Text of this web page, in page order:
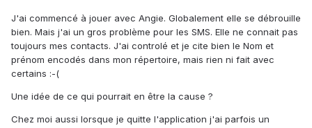
J'ai commencé à jouer avec Angie. Globalement elle se débrouille
bien. Mais j'ai un gros problème pour les SMS. Elle ne connait pas
toujours mes contacts. J'ai controlé et je cite bien le Nom et
prénom encodés dans mon répertoire, mais rien ni fait avec
certains :-(
Une idée de ce qui pourrait en être la cause ?
Chez moi aussi lorsque je quitte l'application j'ai parfois un